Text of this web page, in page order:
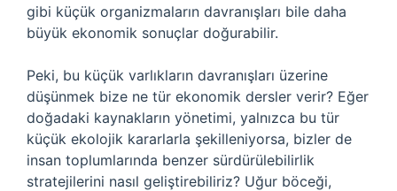
gibi küçük organizmaların davranışları bile daha
büyük ekonomik sonuçlar doğurabilir.
Peki, bu küçük varlıkların davranışları üzerine
düşünmek bize ne tür ekonomik dersler verir? Eğer
doğadaki kaynakların yönetimi, yalnızca bu tür
küçük ekolojik kararlarla şekilleniyorsa, bizler de
insan toplumlarında benzer sürdürülebilirlik
stratejilerini nasıl geliştirebiliriz? Uğur böceği,